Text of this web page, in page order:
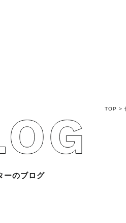
会社概要
TOP >
ーのブログ